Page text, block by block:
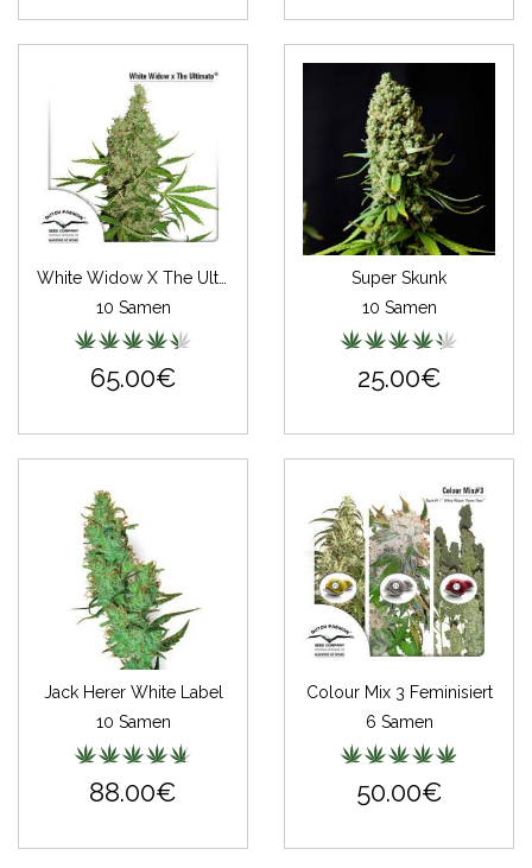
10 Samen
65.00€
Super Skunk
10 Samen
25.00€
Jack Herer White Label
10 Samen
88.00€
Colour Mix 3 Feminisiert
6 Samen
50.00€